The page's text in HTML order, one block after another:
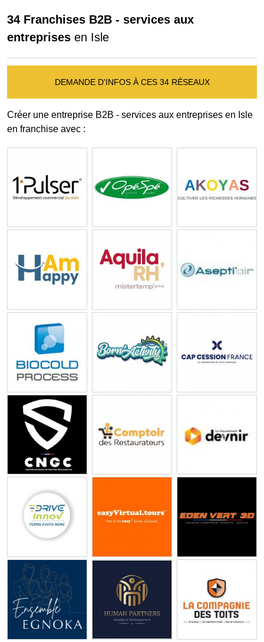
34 Franchises B2B - services aux
entreprises en Isle
DEMANDE D'INFOS À CES 34 RÉSEAUX
Créer une entreprise B2B - services aux entreprises en Isle
en franchise avec :